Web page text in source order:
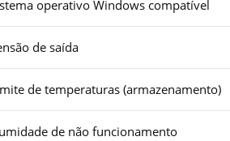
operativo Windows compatível
de saída
de temperaturas (armazenamento)
de não funcionamento